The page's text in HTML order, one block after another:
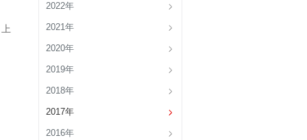
2022年
2021年
2020年
2019年
2018年
2017年
2016年